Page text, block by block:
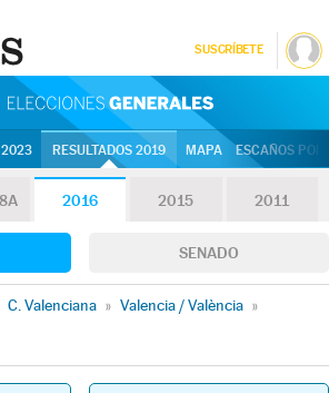
SUSCRÍBETE
2023 RESULTADOS 2019 MAPA ESCAÑOS
2016 2015 2011
SENADO
C. Valenciana » Valencia / València »